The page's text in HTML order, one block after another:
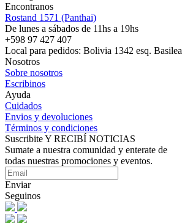
Encontranos
Rostand 1571 (Panthai)
De lunes a sábados de 11hs a 19hs
+598 97 427 407
Local para pedidos: Bolivia 1342 esq. Basilea
Nosotros
Sobre nosotros
Escribinos
Ayuda
Cuidados
Envios y devoluciones
Términos y condiciones
Suscribite Y RECIBÍ NOTICIAS
Sumate a nuestra comunidad y enterate de
todas nuestras promociones y eventos.
Enviar
Seguinos